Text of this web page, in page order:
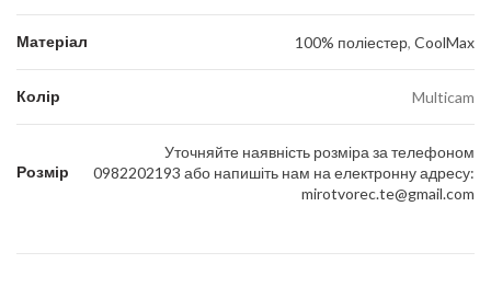
Матеріал 100% поліестер, CoolMax
Колір Multicam
Розмір
Уточняйте наявність розміра за телефоном
0982202193 або напишіть нам на електронну адресу:
mirotvorec.te@gmail.com